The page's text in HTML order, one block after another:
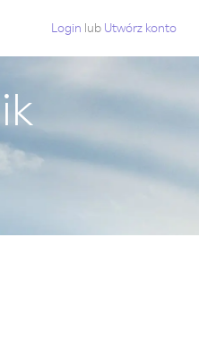
Login lub Utwórz konto